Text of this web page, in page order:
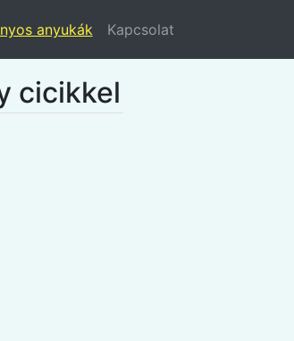
anyukák Kapcsolat
cicikkel